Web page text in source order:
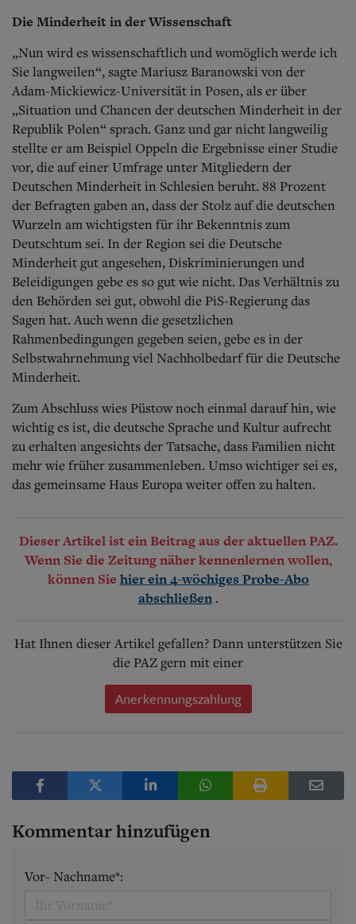
Die Minderheit in der Wissenschaft
„Nun wird es wissenschaftlich und womöglich werde ich
Sie langweilen“, sagte Mariusz Baranowski von der
Adam-Mickiewicz-Universität in Posen, als er über
„Situation und Chancen der deutschen Minderheit in der
Republik Polen“ sprach. Ganz und gar nicht langweilig
stellte er am Beispiel Oppeln die Ergebnisse einer Studie
vor, die auf einer Umfrage unter Mitgliedern der
Deutschen Minderheit in Schlesien beruht. 88 Prozent
der Befragten gaben an, dass der Stolz auf die deutschen
Wurzeln am wichtigsten für ihr Bekenntnis zum
Deutschtum sei. In der Region sei die Deutsche
Minderheit gut angesehen, Diskriminierungen und
Beleidigungen gebe es so gut wie nicht. Das Verhältnis zu
den Behörden sei gut, obwohl die PiS-Regierung das
Sagen hat. Auch wenn die gesetzlichen
Rahmenbedingungen gegeben seien, gebe es in der
Selbstwahrnehmung viel Nachholbedarf für die Deutsche
Minderheit.
Zum Abschluss wies Püstow noch einmal darauf hin, wie
wichtig es ist, die deutsche Sprache und Kultur aufrecht
zu erhalten angesichts der Tatsache, dass Familien nicht
mehr wie früher zusammenleben. Umso wichtiger sei es,
das gemeinsame Haus Europa weiter offen zu halten.
Dieser Artikel ist ein Beitrag aus der aktuellen PAZ.
Wenn Sie die Zeitung näher kennenlernen wollen,
können Sie hier ein 4-wöchiges Probe-Abo
abschließen .
Hat Ihnen dieser Artikel gefallen? Dann unterstützen Sie
die PAZ gern mit einer
Anerkennungszahlung
Kommentar hinzufügen
Vor- Nachname*: